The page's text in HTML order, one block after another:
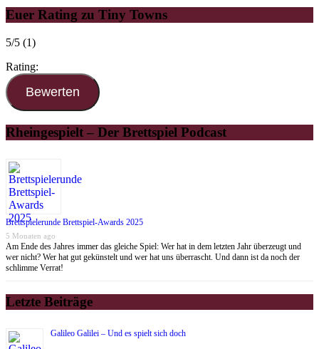
Euer Rating zu Tiny Towns
5/5 (1)
Rating:
Rheingespielt – Der Brettspiel Podcast
Brettspielerunde Brettspiel-Awards 2025
5 Monaten ago
Am Ende des Jahres immer das gleiche Spiel: Wer hat in dem letzten Jahr überzeugt und
wer nicht? Wer hat gut gekünstelt und wer hat uns überrascht. Und dann ist da noch der
schlimme Verrat!
Letzte Beiträge
Galileo Galilei – Und es spielt sich doch